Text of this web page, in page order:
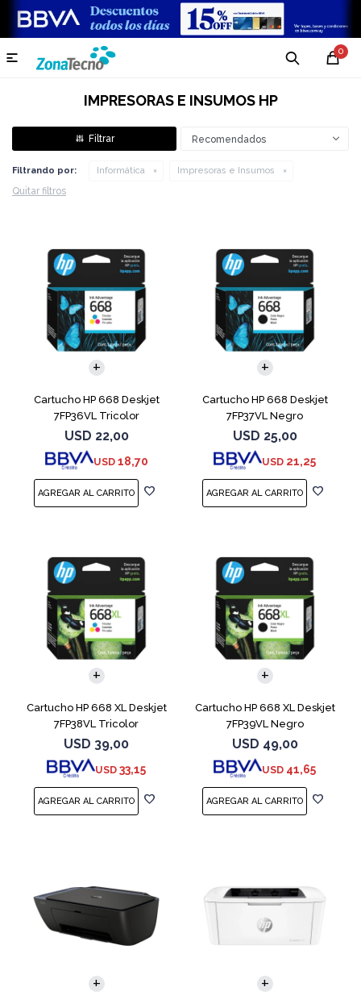
0

IMPRESORAS E INSUMOS HP
Recomendados
Filtrando por: Informática Impresoras e Insumos
Quitar filtros
Cartucho HP 668 Deskjet
7FP36VL Tricolor
USD 22,00
USD 18,70
Cartucho HP 668 Deskjet
7FP37VL Negro
USD 25,00
USD 21,25
Cartucho HP 668 XL Deskjet
7FP38VL Tricolor
USD 39,00
USD 33,15
Cartucho HP 668 XL Deskjet
7FP39VL Negro
USD 49,00
USD 41,65